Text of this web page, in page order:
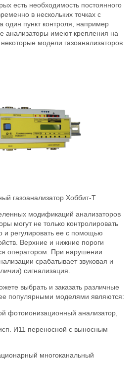
есть необходимость постоянного
в нескольких точках с
один пункт контроля, например
анализаторы имеют крепления на
модели газоанализаторов
газоанализатор Хоббит-Т
модификаций анализаторов
могут не только контролировать
и регулировать ее с помощью
Верхние и нижние пороги
оператором. При нарушении
срабатывает звуковая и
сигнализация.
выбрать и заказать различные
популярными моделями являются:
фотоионизационный анализатор,
И11 переносной с выносным
многоканальный